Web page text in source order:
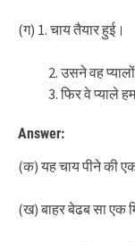
(ग) 1. चाय तैयार हुई।
उसने वह
फिर वे प्याले
Answer:
(क) यह चाय पीने की
(ख) बाहर बेढब सा एक